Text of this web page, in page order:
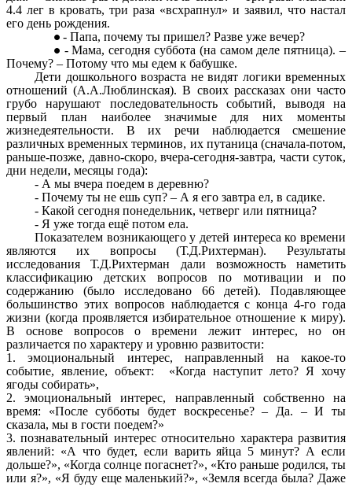
4.4 лег в кровать, три раза «всхрапнул» и заявил, что настал
его день рождения.
- Папа, почему ты пришел? Разве уже вечер?
- Мама, сегодня суббота (на самом деле пятница). –
Почему? – Потому что мы едем к бабушке.
Дети дошкольного возраста не видят логики временных
отношений (А.А.Люблинская). В своих рассказах они часто
грубо нарушают последовательность событий, выводя на
первый план наиболее значимые для них моменты
жизнедеятельности. В их речи наблюдается смешение
различных временных терминов, их путаница (сначала-потом,
раньше-позже, давно-скоро, вчера-сегодня-завтра, части суток,
дни недели, месяцы года):
- А мы вчера поедем в деревню?
- Почему ты не ешь суп? – А я его завтра ел, в садике.
- Какой сегодня понедельник, четверг или пятница?
- Я уже тогда ещё потом ела.
Показателем возникающего у детей интереса ко времени
являются их вопросы (Т.Д.Рихтерман). Результаты
исследования Т.Д.Рихтерман дали возможность наметить
классификацию детских вопросов по мотивации и по
содержанию (было исследовано 66 детей). Подавляющее
большинство этих вопросов наблюдается с конца 4-го года
жизни (когда проявляется избирательное отношение к миру).
В основе вопросов о времени лежит интерес, но он
различается по характеру и уровню развитости:
1. эмоциональный интерес, направленный на какое-то
событие, явление, объект: «Когда наступит лето? Я хочу
ягоды собирать»,
2. эмоциональный интерес, направленный собственно на
время: «После субботы будет воскресенье? – Да. – И ты
сказала, мы в гости поедем?»
3. познавательный интерес относительно характера развития
явлений: «А что будет, если варить яйца 5 минут? А если
дольше?», «Когда солнце погаснет?», «Кто раньше родился, ты
или я?», «Я буду еще маленький?», «Земля всегда была? Даже